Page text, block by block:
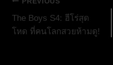
แนะแนว
เรื่อง
The Boys S4: ฮีโร่สุด
โหด ที่คนโลกสวยห้ามดู!